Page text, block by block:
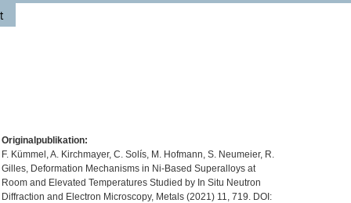
Originalpublikation:
F. Kümmel, A. Kirchmayer, C. Solís, M. Hofmann, S. Neumeier, R.
Gilles, Deformation Mechanisms in Ni-Based Superalloys at
Room and Elevated Temperatures Studied by In Situ Neutron
Diffraction and Electron Microscopy, Metals (2021) 11, 719. DOI :